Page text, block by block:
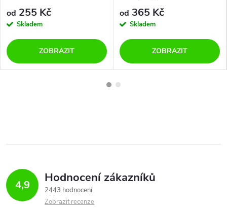
od 255 Kč
Skladem
ZOBRAZIT
od 365 Kč
Skladem
ZOBRAZIT
4,9 Hodnocení zákazníků
2443 hodnocení
Zobrazit recenze